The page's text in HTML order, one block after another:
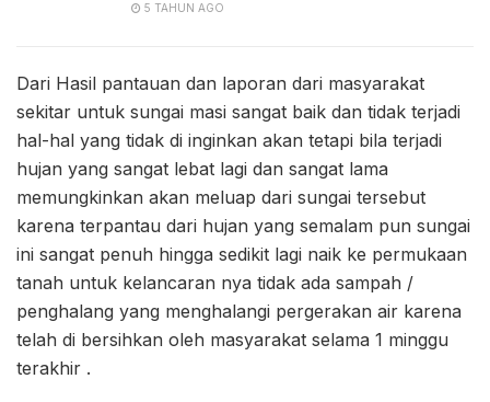
5 TAHUN AGO
Dari Hasil pantauan dan laporan dari masyarakat
sekitar untuk sungai masi sangat baik dan tidak terjadi
hal-hal yang tidak di inginkan akan tetapi bila terjadi
hujan yang sangat lebat lagi dan sangat lama
memungkinkan akan meluap dari sungai tersebut
karena terpantau dari hujan yang semalam pun sungai
ini sangat penuh hingga sedikit lagi naik ke permukaan
tanah untuk kelancaran nya tidak ada sampah /
penghalang yang menghalangi pergerakan air karena
telah di bersihkan oleh masyarakat selama 1 minggu
terakhir .